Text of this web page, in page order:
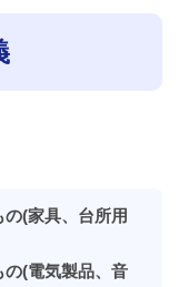
の(家具、台所用
の(電気製品、音